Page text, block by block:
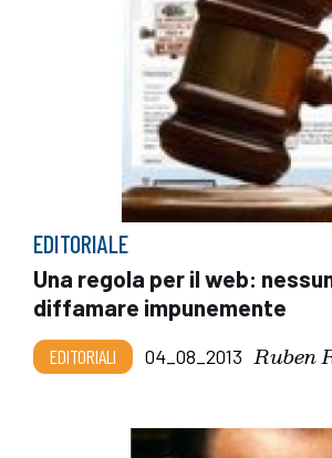
EDITORIALE
Una regola per il web:
diffamare impunemente
EDITORIALI 04_08_2013 Ruben